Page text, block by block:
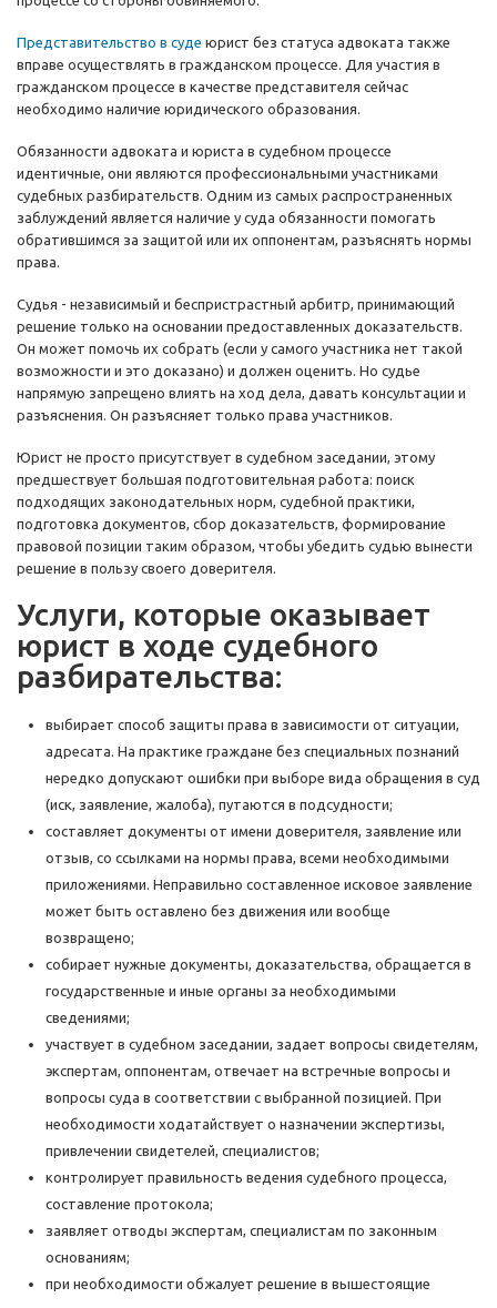
Представительство в суде юрист без статуса адвоката также
вправе осуществлять в гражданском процессе. Для участия в
гражданском процессе в качестве представителя сейчас
необходимо наличие юридического образования.
Обязанности адвоката и юриста в судебном процессе
идентичные, они являются профессиональными участниками
судебных разбирательств. Одним из самых распространенных
заблуждений является наличие у суда обязанности помогать
обратившимся за защитой или их оппонентам, разъяснять нормы
права.
Судья - независимый и беспристрастный арбитр, принимающий
решение только на основании предоставленных доказательств.
Он может помочь их собрать (если у самого участника нет такой
возможности и это доказано) и должен оценить. Но судье
напрямую запрещено влиять на ход дела, давать консультации и
разъяснения. Он разъясняет только права участников.
Юрист не просто присутствует в судебном заседании, этому
предшествует большая подготовительная работа: поиск
подходящих законодательных норм, судебной практики,
подготовка документов, сбор доказательств, формирование
правовой позиции таким образом, чтобы убедить судью вынести
решение в пользу своего доверителя.
Услуги, которые оказывает
юрист в ходе судебного
разбирательства:
выбирает способ защиты права в зависимости от ситуации,
адресата. На практике граждане без специальных познаний
нередко допускают ошибки при выборе вида обращения в суд
(иск, заявление, жалоба), путаются в подсудности;
составляет документы от имени доверителя, заявление или
отзыв, со ссылками на нормы права, всеми необходимыми
приложениями. Неправильно составленное исковое заявление
может быть оставлено без движения или вообще
возвращено;
собирает нужные документы, доказательства, обращается в
государственные и иные органы за необходимыми
сведениями;
участвует в судебном заседании, задает вопросы свидетелям,
экспертам, оппонентам, отвечает на встречные вопросы и
вопросы суда в соответствии с выбранной позицией. При
необходимости ходатайствует о назначении экспертизы,
привлечении свидетелей, специалистов;
контролирует правильность ведения судебного процесса,
составление протокола;
заявляет отводы экспертам, специалистам по законным
основаниям;
при необходимости обжалует решение в вышестоящие